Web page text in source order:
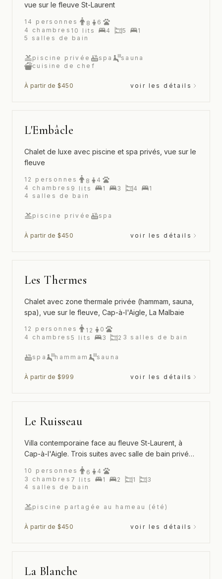
vue sur le fleuve St-Laurent
14 personnes 8
6
4
chambres 10 lits 4 5
1
5
salles de bain
piscine privée spa
sauna
cuisine de chef
À partir de $450 voir les détails
L'Embâcle
Chalet de luxe avec piscine et spa privés, vue sur le
fleuve
12 personnes 8
4
4
chambres 9 lits 1 3 4
1
4
salles de bain
piscine privée spa
À partir de $450 voir les détails
Les Thermes
Chalet avec zone thermale privée (hammam, sauna,
spa), vue sur le fleuve, Cap-à-l'Aigle, La Malbaie
12 personnes 12
0
4
chambres5 lits 3 2 3 salles de bain
spa hammam sauna
À partir de $999 voir les détails
Le Ruisseau
Villa contemporaine face au fleuve St-Laurent, à
Cap-à-l'Aigle. Trois suites avec salle de bain privée
et accès à la piscine et au tennis du Hameau.
10 personnes 6
4
3
chambres 7 lits 1 2 1
3
4
salles de bain
piscine partagée au hameau (été)
À partir de $450 voir les détails
La Blanche